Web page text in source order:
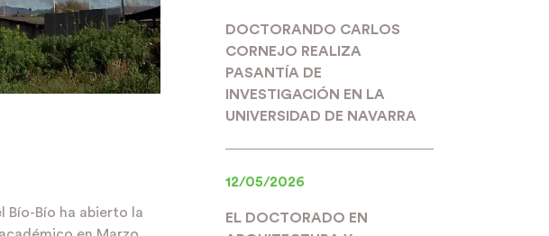
Bío-Bío ha abierto la
DOCTORANDO CARLOS
CORNEJO REALIZA
PASANTÍA DE
INVESTIGACIÓN EN LA
UNIVERSIDAD DE NAVARRA
12/05/2026
EL DOCTORADO EN